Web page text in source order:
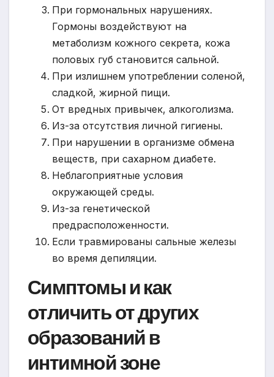
При гормональных нарушениях.
Гормоны воздействуют на
метаболизм кожного секрета, кожа
половых губ становится сальной.
При излишнем употреблении соленой,
сладкой, жирной пищи.
От вредных привычек, алкоголизма.
Из-за отсутствия личной гигиены.
При нарушении в организме обмена
веществ, при сахарном диабете.
Неблагоприятные условия
окружающей среды.
Из-за генетической
предрасположенности.
Если травмированы сальные железы
во время депиляции.
Симптомы и как
отличить от других
образований в
интимной зоне